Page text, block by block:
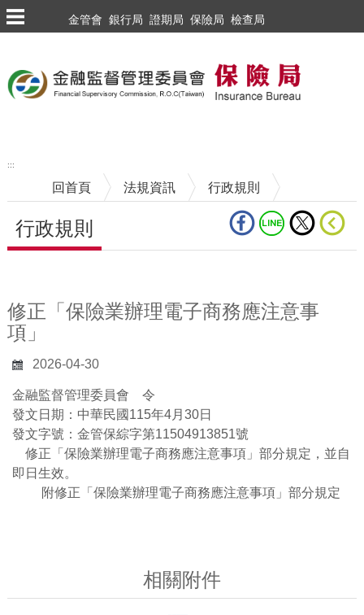
跳到主要內容區塊
金管會 銀行局 證期局 保險局 檢查局
:::
回首頁 法規資訊 行政規則
行政規則
修正「保險業辦理電子商務應注意事
項」
2026-04-30
金融監督管理委員會 令
發文日期：中華民國115年4月30日
發文字號：金管保綜字第11504913851號
修正「保險業辦理電子商務應注意事項」部分規定，並自
即日生效。
附修正「保險業辦理電子商務應注意事項」部分規定
相關附件